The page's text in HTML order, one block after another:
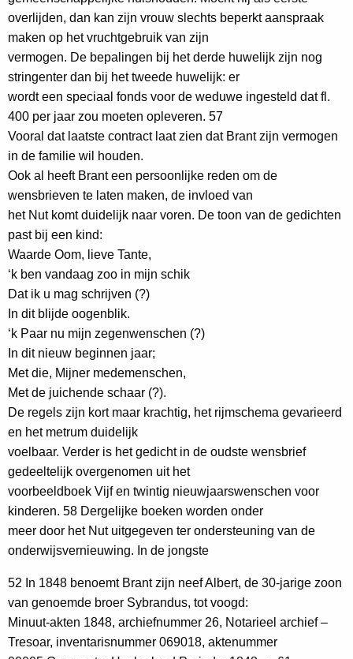
overlijden, dan kan zijn vrouw slechts beperkt aanspraak
maken op het vruchtgebruik van zijn
vermogen. De bepalingen bij het derde huwelijk zijn nog
stringenter dan bij het tweede huwelijk: er
wordt een speciaal fonds voor de weduwe ingesteld dat fl.
400 per jaar zou moeten opleveren. 57
Vooral dat laatste contract laat zien dat Brant zijn vermogen
in de familie wil houden.
Ook al heeft Brant een persoonlijke reden om de
wensbrieven te laten maken, de invloed van
het Nut komt duidelijk naar voren. De toon van de gedichten
past bij een kind:
Waarde Oom, lieve Tante,
‘k ben vandaag zoo in mijn schik
Dat ik u mag schrijven (?)
In dit blijde oogenblik.
‘k Paar nu mijn zegenwenschen (?)
In dit nieuw beginnen jaar;
Met die, Mijner medemenschen,
Met de juichende schaar (?).
De regels zijn kort maar krachtig, het rijmschema gevarieerd
en het metrum duidelijk
voelbaar. Verder is het gedicht in de oudste wensbrief
gedeeltelijk overgenomen uit het
voorbeeldboek Vijf en twintig nieuwjaarswenschen voor
kinderen. 58 Dergelijke boeken worden onder
meer door het Nut uitgegeven ter ondersteuning van de
onderwijsvernieuwing. In de jongste
52 In 1848 benoemt Brant zijn neef Albert, de 30-jarige zoon
van genoemde broer Sybrandus, tot voogd:
Minuut-akten 1848, archiefnummer 26, Notarieel archief –
Tresoar, inventarisnummer 069018, aktenummer